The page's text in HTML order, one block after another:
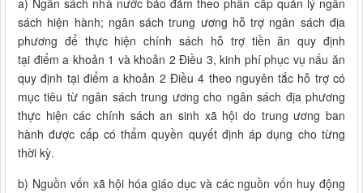
a) Ngân sách nhà nước bảo đảm theo phân cấp quản lý ngân
sách hiện hành; ngân sách trung ương hỗ trợ ngân sách địa
phương để thực hiện chính sách hỗ trợ tiền ăn quy định
tại điểm a khoản 1 và khoản 2 Điều 3, kinh phí phục vụ nấu ăn
quy định tại điểm a khoản 2 Điều 4 theo nguyên tắc hỗ trợ có
mục tiêu từ ngân sách trung ương cho ngân sách địa phương
thực hiện các chính sách an sinh xã hội do trung ương ban
hành được cấp có thẩm quyền quyết định áp dụng cho từng
thời kỳ.
b) Nguồn vốn xã hội hóa giáo dục và các nguồn vốn huy động